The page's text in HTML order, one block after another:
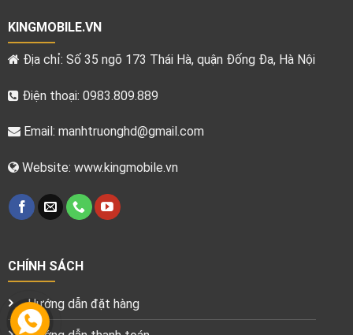
KINGMOBILE.VN
Địa chỉ: Số 35 ngõ 173 Thái Hà, quận Đống Đa, Hà Nội
Điện thoại: 0983.809.889
Email: manhtruonghd@gmail.com
Website: www.kingmobile.vn
CHÍNH SÁCH
Hướng dẫn đặt hàng